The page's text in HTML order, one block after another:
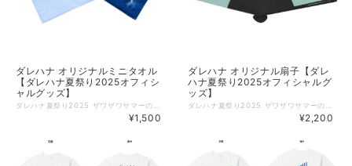
ダレハナ オリジナルミニタオル
【ダレハナ夏祭り2025オフィシ
ャルグッズ】
¥1,500
ダレハナ オリジナル扇子【ダレ
ハナ夏祭り2025オフィシャルグ
ッズ】
¥2,200